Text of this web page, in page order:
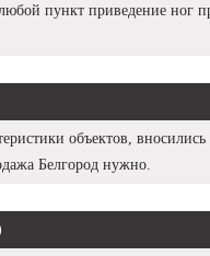
пункт приведение ног
объектов,
Белгород нужно.